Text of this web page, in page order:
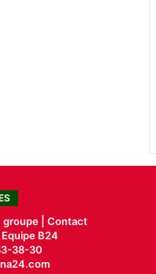
| Contact
Equipe B24
38-30